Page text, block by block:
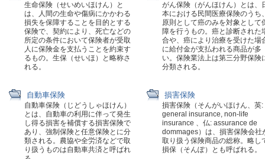
生命保険（せいめいほけん）と
は、人間の生命や傷病にかかわる
損失を保障することを目的とする
保険で、契約により、死亡などの
所定の条件において保険者が受取
人に保険金を支払うことを約束す
るもの。生保（せいほ）と略称さ
れる。
がん保険（がんほけん）とは、
本における民間医療保険のうち
原則として癌のみを対象として
障を行うもの。癌と診断された
合や、癌により治療を受けた場
に給付金が支払われる商品が多
い。保険業法上は第三分野保険
分類される。
自動車保険
自動車保険（じどうしゃほけん）
とは、自動車の利用に伴って発生
し得る損害を補償する損害保険で
あり、強制保険と任意保険とに分
類される。農協や全労済などで取
り扱うものは自動車共済と呼ばれ
損害保険
損害保険（そんがいほけん、英:
general insurance, non-life
insurance 、仏: assurance de
dommages）は、損害保険会社
取り扱う保険商品の総称。略し
損保（そんぽ）とも呼ばれる。